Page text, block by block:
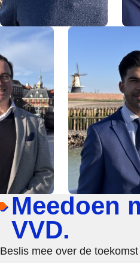
Meedoen
VVD.
Beslis mee over de